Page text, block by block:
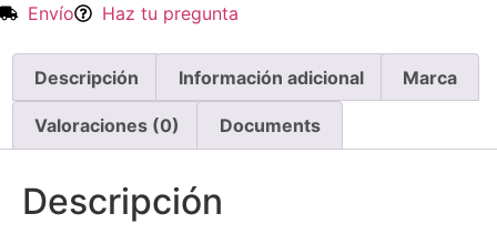
Envío
Haz tu pregunta
Descripción Información adicional Marca
Valoraciones (0) Documents
Descripción